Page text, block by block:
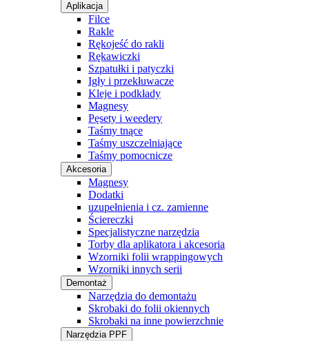
Aplikacja
Filce
Rakle
Rękojeść do rakli
Rękawiczki
Szpatułki i patyczki
Igły i przekłuwacze
Kleje i podkłady
Magnesy
Pęsety i weedery
Taśmy tnące
Taśmy uszczelniające
Taśmy pomocnicze
Akcesoria
Magnesy
Dodatki
uzupełnienia i cz. zamienne
Ściereczki
Specjalistyczne narzędzia
Torby dla aplikatora i akcesoria
Wzorniki folii wrappingowych
Wzorniki innych serii
Demontaż
Narzędzia do demontażu
Skrobaki do folii okiennych
Skrobaki na inne powierzchnie
Narzędzia PPF